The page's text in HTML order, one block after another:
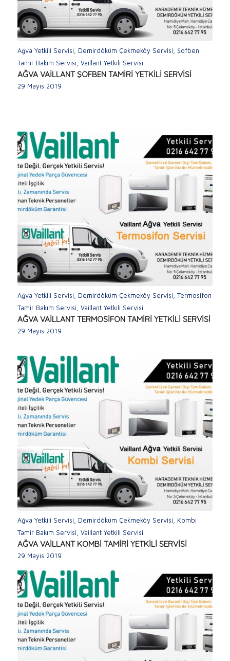
Ağva Yetkili Servisi Demirdöküm Çekmeköy Servisi Şofben
Tamir Bakım Servisi Vaillant Yetkili Servisi
AĞVA VAİLLANT ŞOFBEN TAMİRİ YETKİLİ SERVİSİ
29 Mayıs 2019
Ağva Yetkili Servisi, Demirdöküm Çekmeköy Servisi, Termosifon
Tamir Bakım Servisi, Vaillant Yetkili Servisi
AĞVA VAİLLANT TERMOSİFON TAMİRİ YETKİLİ SERVİSİ
29 Mayıs 2019
Ağva Yetkili Servisi, Demirdöküm Çekmeköy Servisi, Kombi
Tamir Bakım Servisi, Vaillant Yetkili Servisi
AĞVA VAİLLANT KOMBİ TAMİRİ YETKİLİ SERVİSİ
29 Mayıs 2019